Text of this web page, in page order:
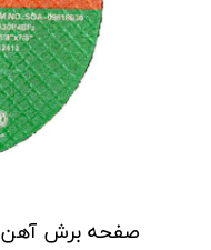
صفحه برش آهن 3*230 اوسیس OASIS